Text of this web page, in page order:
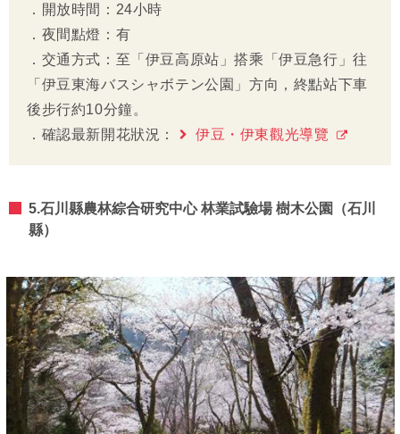
．開放時間：24小時
．夜間點燈：有
．交通方式：至「伊豆高原站」搭乘「伊豆急行」往
「伊豆東海バスシャボテン公園」方向，終點站下車
後步行約10分鐘。
．確認最新開花狀況：
伊豆・伊東觀光導覽
5.石川縣農林綜合研究中心 林業試驗場 樹木公園（石川
縣）